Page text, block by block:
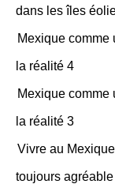
dans les îles
Mexique comme
la réalité 4
Mexique comme
la réalité 3
Vivre au
toujours agréable